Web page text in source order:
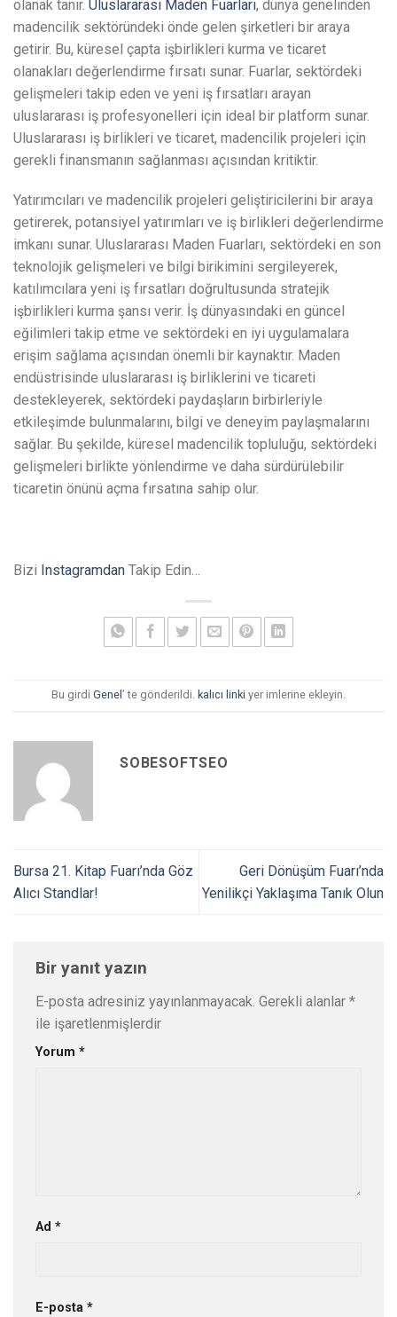
olanak tanır. Uluslararası Maden Fuarları, dünya genelinden
madencilik sektöründeki önde gelen şirketleri bir araya
getirir. Bu, küresel çapta işbirlikleri kurma ve ticaret
olanakları değerlendirme fırsatı sunar. Fuarlar, sektördeki
gelişmeleri takip eden ve yeni iş fırsatları arayan
uluslararası iş profesyonelleri için ideal bir platform sunar.
Uluslararası iş birlikleri ve ticaret, madencilik projeleri için
gerekli finansmanın sağlanması açısından kritiktir.
Yatırımcıları ve madencilik projeleri geliştiricilerini bir araya
getirerek, potansiyel yatırımları ve iş birlikleri değerlendirme
imkanı sunar. Uluslararası Maden Fuarları, sektördeki en son
teknolojik gelişmeleri ve bilgi birikimini sergileyerek,
katılımcılara yeni iş fırsatları doğrultusunda stratejik
işbirlikleri kurma şansı verir. İş dünyasındaki en güncel
eğilimleri takip etme ve sektördeki en iyi uygulamalara
erişim sağlama açısından önemli bir kaynaktır. Maden
endüstrisinde uluslararası iş birliklerini ve ticareti
destekleyerek, sektördeki paydaşların birbirleriyle
etkileşimde bulunmalarını, bilgi ve deneyim paylaşmalarını
sağlar. Bu şekilde, küresel madencilik topluluğu, sektördeki
gelişmeleri birlikte yönlendirme ve daha sürdürülebilir
ticaretin önünü açma fırsatına sahip olur.
Bizi Instagramdan Takip Edin…
Bu girdi Genel ’ te gönderildi. kalıcı linki yer imlerine ekleyin.
SOBESOFTSEO
Bursa 21. Kitap Fuarı’nda Göz
Alıcı Standlar!
Geri Dönüşüm Fuarı’nda
Yenilikçi Yaklaşıma Tanık Olun
Bir yanıt yazın
E-posta adresiniz yayınlanmayacak. Gerekli alanlar *
ile işaretlenmişlerdir
Yorum *
Ad *
E-posta *